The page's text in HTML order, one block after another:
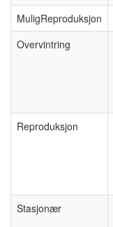
MuligReproduksjon
Overvintring
Reproduksjon
Stasjonær